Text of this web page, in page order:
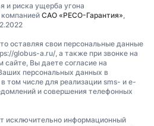
и риска ущерба угона
компаниейСАО «РЕСО-Гарантия»
оставляя свои персональные данные
globus-a.ru/, а также при звонке на
сайте, Вы даете согласие на
персональных данных в
том числе для реализации sms- и e-
и совершения телефонных
исключительно информационный